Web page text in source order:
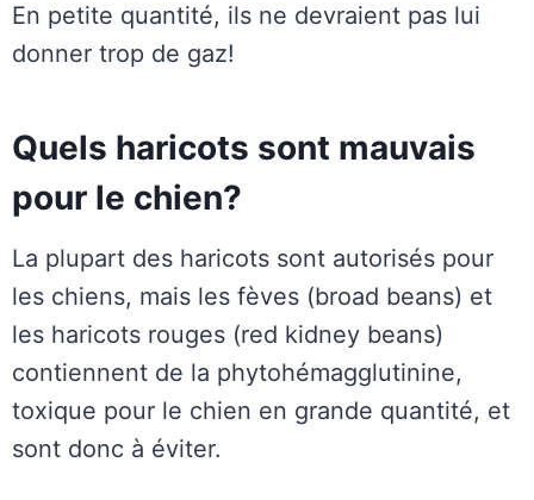
En petite quantité, ils ne devraient pas lui
donner trop de gaz!
Quels haricots sont mauvais
pour le chien?
La plupart des haricots sont autorisés pour
les chiens, mais les fèves (broad beans) et
les haricots rouges (red kidney beans)
contiennent de la phytohémagglutinine,
toxique pour le chien en grande quantité, et
sont donc à éviter.